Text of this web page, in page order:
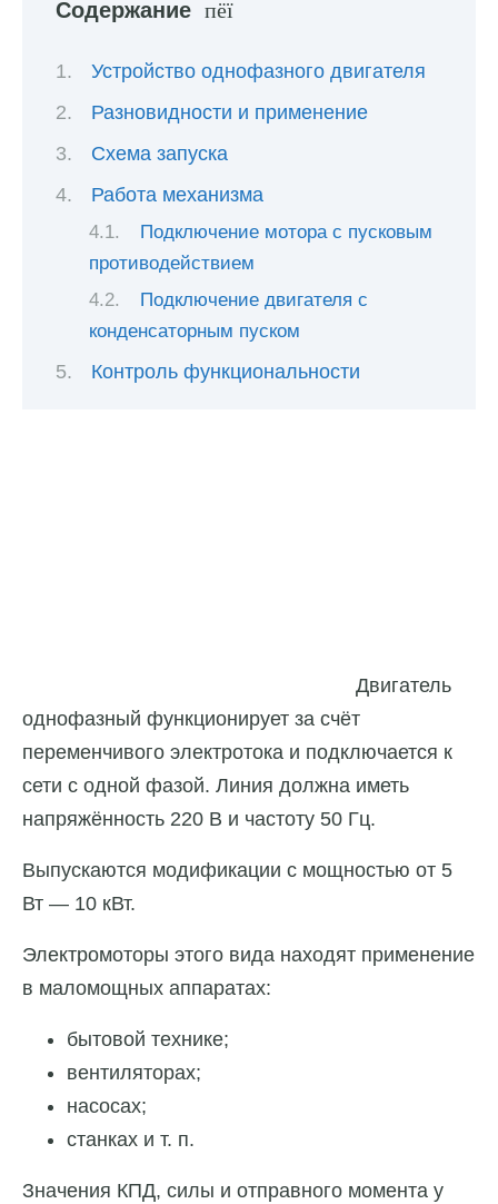
Содержание
Устройство однофазного двигателя
Разновидности и применение
Схема запуска
Работа механизма
Подключение мотора с пусковым
противодействием
Подключение двигателя с
конденсаторным пуском
Контроль функциональности
Двигатель
однофазный функционирует за счёт
переменчивого электротока и подключается к
сети с одной фазой. Линия должна иметь
напряжённость 220 В и частоту 50 Гц.
Выпускаются модификации с мощностью от 5
Вт — 10 кВт.
Электромоторы этого вида находят применение
в маломощных аппаратах:
бытовой технике;
вентиляторах;
насосах;
станках и т. п.
Значения КПД, силы и отправного момента у